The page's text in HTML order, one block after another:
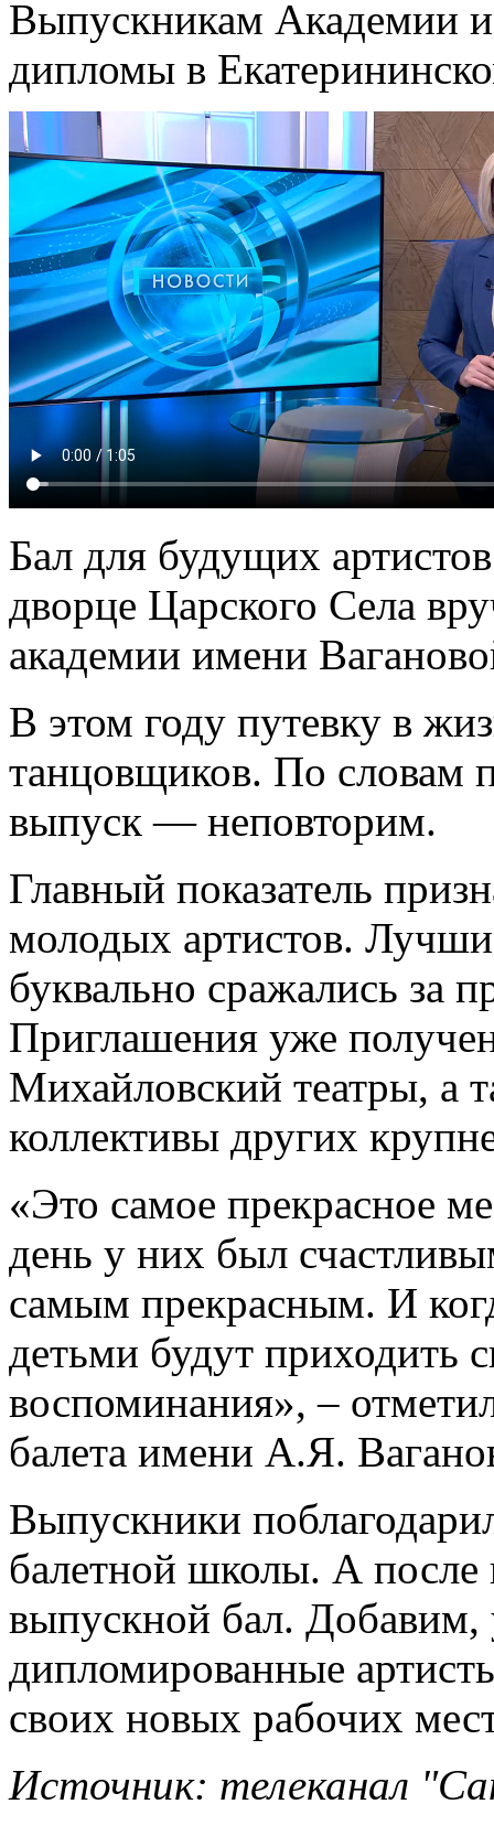
Выпускникам Академии
дипломы в
Бал для будущих
дворце Царского Села
академии имени
В этом году путевку в
танцовщиков. По словам
выпуск — неповторим.
Главный показатель
молодых артистов.
буквально сражались за
Приглашения уже
Михайловский театры, а
коллективы других
«Это самое прекрасное
день у них был
самым прекрасным. И
детьми будут приходить
воспоминания», –
балета имени А.Я.
Выпускники
балетной школы. А после
выпускной бал.
дипломированные
своих новых рабочих
Источник: телеканал